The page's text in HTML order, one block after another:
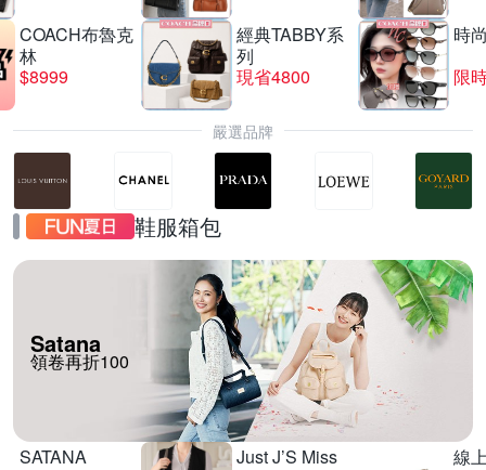
COACH布魯克
林
$8999
經典TABBY系
列
現省4800
時
限
嚴選品牌
鞋服箱包
Satana
領卷再折100
SATANA
Just J’S Miss
線